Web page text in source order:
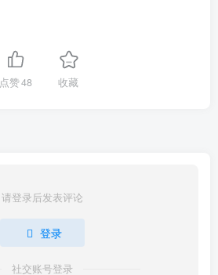
点赞48 收藏
请登录后发表评论
登录
社交账号登录